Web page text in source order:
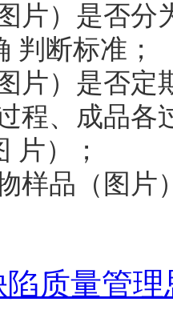
片）是否分
判断标准；
片）是否定
程、成品各
片）；
样品（图片
陷质量管